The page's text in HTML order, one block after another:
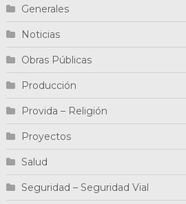
Generales
Noticias
Obras Públicas
Producción
Provida – Religión
Proyectos
Salud
Seguridad – Seguridad Vial